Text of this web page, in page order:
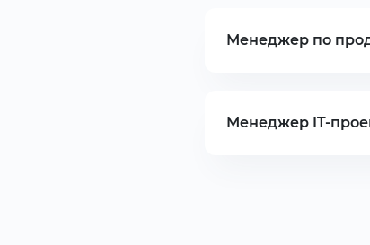
Менеджер по
Менеджер IT-